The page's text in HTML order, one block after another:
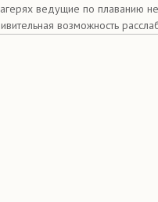
ведущие по плаванию
возможность